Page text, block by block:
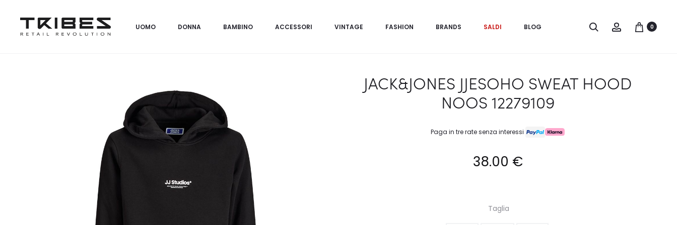
UOMO DONNA BAMBINO ACCESSORI VINTAGE FASHION BRANDS SALDI BLOG Search Account0
JACK&JONES JJESOHO SWEAT HOOD
NOOS 12279109
Paga in tre rate senza interessi
38.00 €
Taglia